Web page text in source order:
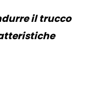
il trucco